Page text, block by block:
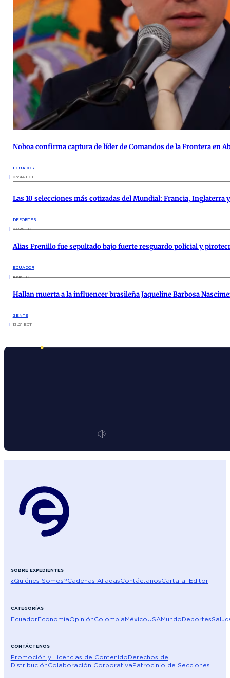
Noboa confirma captura de líder de Comandos de la Frontera en
ECUADOR
05:44 ECT
Las 10 selecciones más cotizadas del Mundial: Francia, Inglaterra
DEPORTES
07:29 ECT
Alias Frenillo fue sepultado bajo fuerte resguardo policial y
ECUADOR
10:16 ECT
Hallan muerta a la influencer brasileña Jaqueline Barbosa
GENTE
13:21 ECT
SOBRE EXPEDIENTES
¿Quiénes Somos?Cadenas AliadasContáctanosCarta al Editor
CATEGORÍAS
EcuadorEconomíaOpiniónColombiaMéxicoUSAMundoDeportesSalud
CONTÁCTENOS
Promoción y Licencias de ContenidoDerechos de
DistribuciónColaboración CorporativaPatrocinio de Secciones